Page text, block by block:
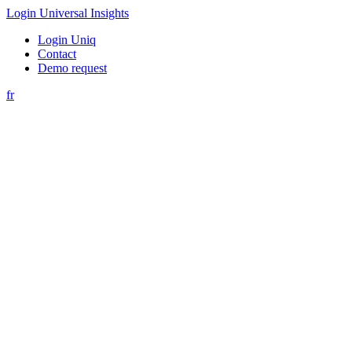
Login Universal Insights
Login Uniq
Contact
Demo request
fr